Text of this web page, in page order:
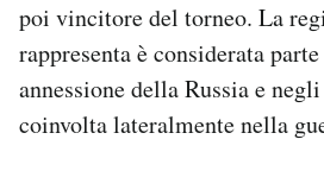
poi vincitore del torneo. La
rappresenta è considerata
annessione della Russia e
coinvolta lateralmente nella